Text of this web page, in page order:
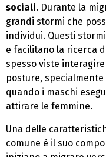
sociali. Durante la
grandi stormi che
individui. Questi
e facilitano la ricerca
spesso viste
posture,
quando i maschi
attirare le femmine.
Una delle
comune è il suo